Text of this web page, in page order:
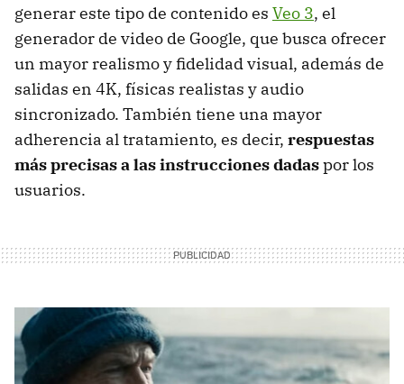
generar este tipo de contenido es Veo 3, el
generador de video de Google, que busca ofrecer
un mayor realismo y fidelidad visual, además de
salidas en 4K, físicas realistas y audio
sincronizado. También tiene una mayor
adherencia al tratamiento, es decir, respuestas
más precisas a las instrucciones dadaspor los
usuarios.